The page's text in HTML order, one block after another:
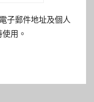
子郵件地址及個人
用。